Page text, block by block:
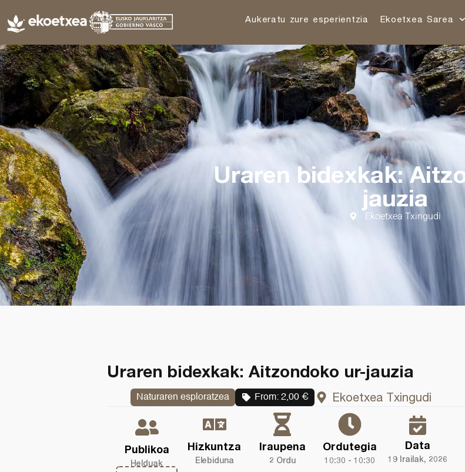
Aukeratu zure esperientzia Ekoetxea Sarea
Uraren bidexkak:
jauzia
Ekoetxea Txingudi
Uraren bidexkak: Aitzondoko ur-jauzia
Naturaren esploratzea From: 2,00 € Ekoetxea Txingudi
Publikoa
Helduak
Hizkuntza
Elebiduna
Iraupena
2 Ordu
Ordutegia
10:30 - 10:30
Data
19 Irailak, 2026